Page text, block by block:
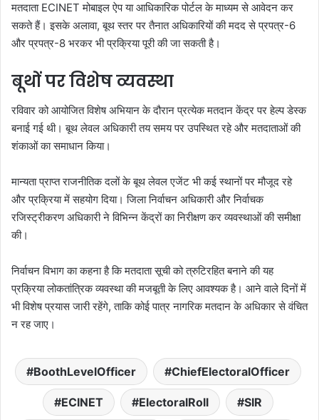
मतदाता ECINET मोबाइल ऐप या आधिकारिक पोर्टल के माध्यम से आवेदन कर
सकते हैं। इसके अलावा, बूथ स्तर पर तैनात अधिकारियों की मदद से प्रपत्र-6
और प्रपत्र-8 भरकर भी प्रक्रिया पूरी की जा सकती है।
बूथों पर विशेष व्यवस्था
रविवार को आयोजित विशेष अभियान के दौरान प्रत्येक मतदान केंद्र पर हेल्प डेस्क
बनाई गई थी। बूथ लेवल अधिकारी तय समय पर उपस्थित रहे और मतदाताओं की
शंकाओं का समाधान किया।
मान्यता प्राप्त राजनीतिक दलों के बूथ लेवल एजेंट भी कई स्थानों पर मौजूद रहे
और प्रक्रिया में सहयोग दिया। जिला निर्वाचन अधिकारी और निर्वाचक
रजिस्ट्रीकरण अधिकारी ने विभिन्न केंद्रों का निरीक्षण कर व्यवस्थाओं की समीक्षा
की।
निर्वाचन विभाग का कहना है कि मतदाता सूची को त्रुटिरहित बनाने की यह
प्रक्रिया लोकतांत्रिक व्यवस्था की मजबूती के लिए आवश्यक है। आने वाले दिनों में
भी विशेष प्रयास जारी रहेंगे, ताकि कोई पात्र नागरिक मतदान के अधिकार से वंचित
न रह जाए।
BoothLevelOfficer ChiefElectoralOfficer
ECINET ElectoralRoll SIR